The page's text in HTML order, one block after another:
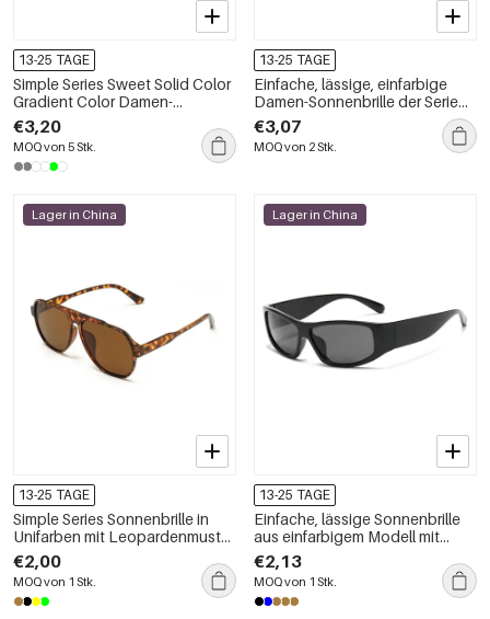
13-25 TAGE
Simple Series Sweet Solid Color
Gradient Color Damen-
Sonnenbrille
€3,20
MOQ von 5 Stk.
13-25 TAGE
Einfache, lässige, einfarbige
Damen-Sonnenbrille der Serie
Simple
€3,07
MOQ von 2 Stk.
Lager in China
13-25 TAGE
Simple Series Sonnenbrille in
Unifarben mit Leopardenmuster
und Farbverlauf
€2,00
MOQ von 1 Stk.
Lager in China
13-25 TAGE
Einfache, lässige Sonnenbrille
aus einfarbigem Modell mit
Farbverlauf
€2,13
MOQ von 1 Stk.